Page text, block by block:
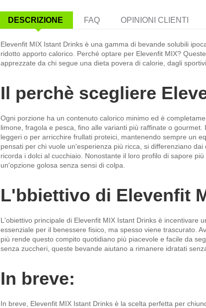
DESCRIZIONE FAQ OPINIONI CLIENTI
Elevenfit MIX Istant Drinks è una gamma di bevande solubili
ridotto apporto calorico. Perché optare per Elevenfit MIX?
apprezzate da chi segue una dieta povera di calorie, dagli
Il perchè scegliere
Ogni porzione ha un contenuto calorico minimo ed è
limone, fragola e pesca, fino alle varianti più raffinate o
leggeri o per arricchire frullati proteici, mantenendo sempre un
pensati per chi vuole un'esperienza più ricca, si differenziano
ricorda i dolci al cucchiaio. Nonostante il loro profilo di sapore
un'opzione golosa senza sensi di colpa.
L'bbiettivo di Elevenfit
L'obiettivo principale di Elevenfit MIX Istant Drinks è incentivare
essenziale per il benessere fisico, ma spesso viene trascurato.
più rende questo compito quotidiano più piacevole e facile da
senza zuccheri, queste bevande aiutano a rimanere idratati
In breve:
In breve, Elevenfit MIX Istant Drinks è la scelta perfetta per